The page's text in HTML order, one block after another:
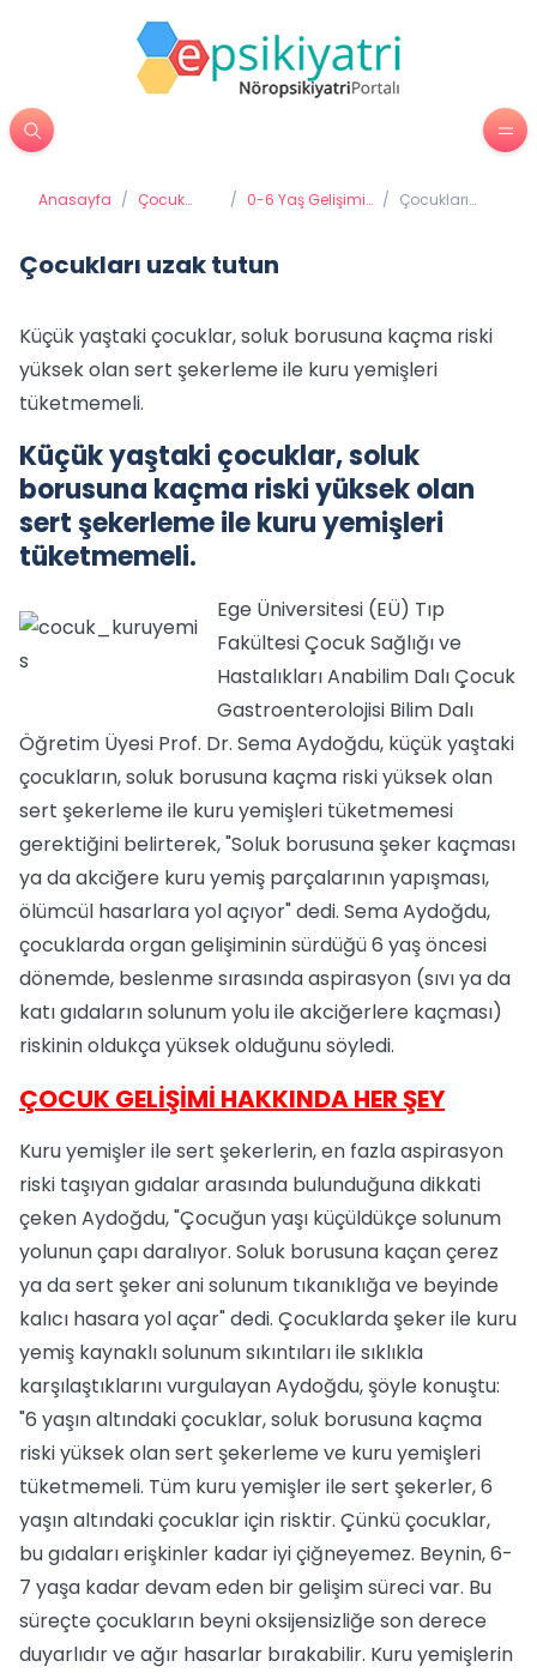
Anasayfa / Çocuk
/ 0-6 Yaş Gelişimi
/ Çocukları
Çocukları uzak tutun
Küçük yaştaki çocuklar, soluk borusuna kaçma riski
yüksek olan sert şekerleme ile kuru yemişleri
tüketmemeli.
Küçük yaştaki çocuklar, soluk
borusuna kaçma riski yüksek olan
sert şekerleme ile kuru yemişleri
tüketmemeli.
Ege Üniversitesi (EÜ) Tıp
Fakültesi Çocuk Sağlığı ve
Hastalıkları Anabilim Dalı Çocuk
Gastroenterolojisi Bilim Dalı
Öğretim Üyesi Prof. Dr. Sema Aydoğdu, küçük yaştaki
çocukların, soluk borusuna kaçma riski yüksek olan
sert şekerleme ile kuru yemişleri tüketmemesi
gerektiğini belirterek, "Soluk borusuna şeker kaçması
ya da akciğere kuru yemiş parçalarının yapışması,
ölümcül hasarlara yol açıyor" dedi. Sema Aydoğdu,
çocuklarda organ gelişiminin sürdüğü 6 yaş öncesi
dönemde, beslenme sırasında aspirasyon (sıvı ya da
katı gıdaların solunum yolu ile akciğerlere kaçması)
riskinin oldukça yüksek olduğunu söyledi.
ÇOCUK GELİŞİMİ HAKKINDA HER ŞEY
Kuru yemişler ile sert şekerlerin, en fazla aspirasyon
riski taşıyan gıdalar arasında bulunduğuna dikkati
çeken Aydoğdu, "Çocuğun yaşı küçüldükçe solunum
yolunun çapı daralıyor. Soluk borusuna kaçan çerez
ya da sert şeker ani solunum tıkanıklığa ve beyinde
kalıcı hasara yol açar" dedi. Çocuklarda şeker ile kuru
yemiş kaynaklı solunum sıkıntıları ile sıklıkla
karşılaştıklarını vurgulayan Aydoğdu, şöyle konuştu:
"6 yaşın altındaki çocuklar, soluk borusuna kaçma
riski yüksek olan sert şekerleme ve kuru yemişleri
tüketmemeli. Tüm kuru yemişler ile sert şekerler, 6
yaşın altındaki çocuklar için risktir. Çünkü çocuklar,
bu gıdaları erişkinler kadar iyi çiğneyemez. Beynin, 6-
7 yaşa kadar devam eden bir gelişim süreci var. Bu
süreçte çocukların beyni oksijensizliğe son derece
duyarlıdır ve ağır hasarlar bırakabilir. Kuru yemişlerin